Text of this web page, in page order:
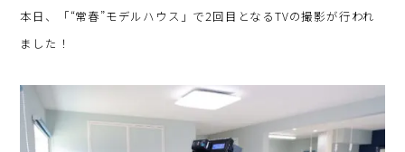
本日、「“常春”モデルハウス」で2回目となるTVの撮影が行われ
ました！